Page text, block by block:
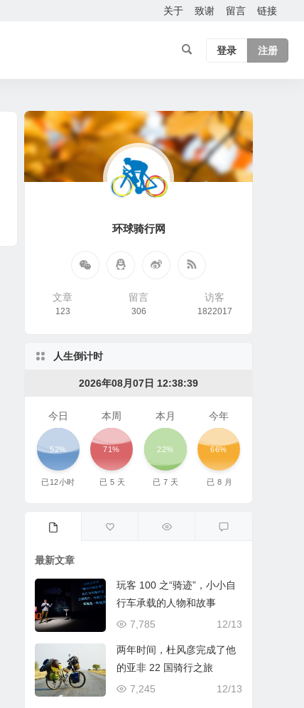
关于 致谢 留言 链接
登录 注册
环球骑行网
文章
123
留言
306
访客
1822017
人生倒计时
2026年08月07日 12:38:39
今日
52%
已12小时
本周
71%
已 5 天
本月
22%
已 7 天
今年
66%
已 8 月
最新文章
玩客 100 之“骑迹”，小小自
行车承载的人物和故事
12/13
7,785
两年时间，杜风彦完成了他
的亚非 22 国骑行之旅
12/13
7,245